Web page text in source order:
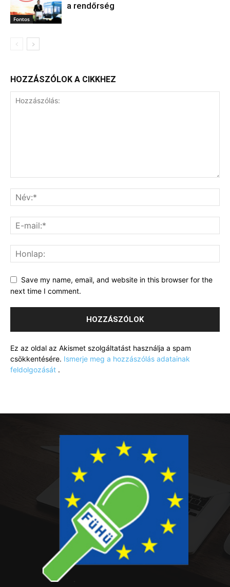
Fontos
a rendőrség
HOZZÁSZÓLOK A CIKKHEZ
Save my name, email, and website in this browser for the
next time I comment.
Ez az oldal az Akismet szolgáltatást használja a spam
csökkentésére. Ismerje meg a hozzászólás adatainak
feldolgozását .